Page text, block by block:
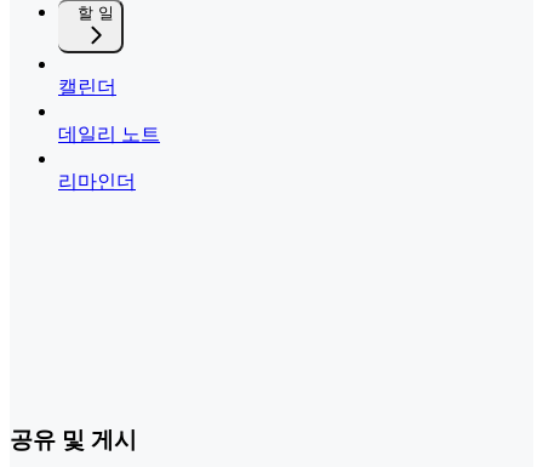
할 일
캘린더
데일리 노트
리마인더
공유 및 게시